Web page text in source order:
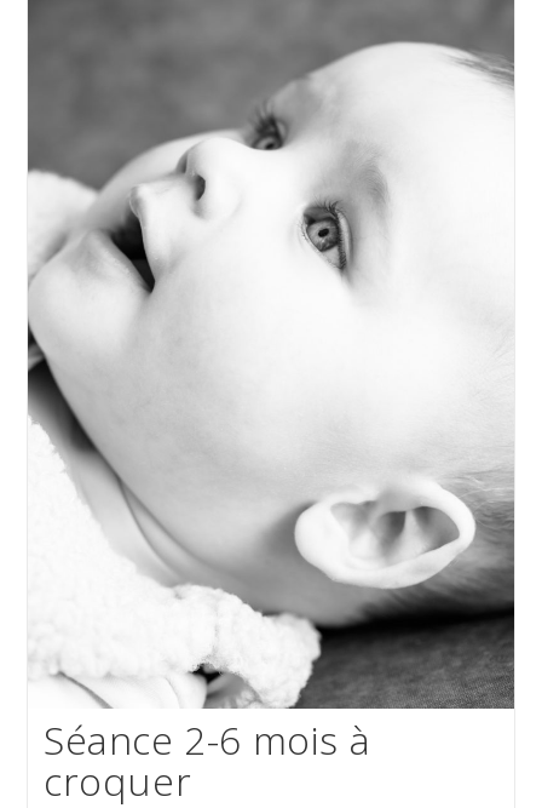
Séance 2-6 mois à
croquer